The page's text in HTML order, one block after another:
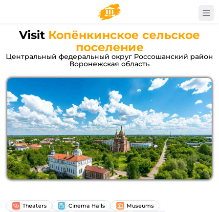
Visit Копёнкинское сельское
поселение
Центральный федеральный округ Россошанский район
Воронежская область
Theaters Cinema Halls
Museums